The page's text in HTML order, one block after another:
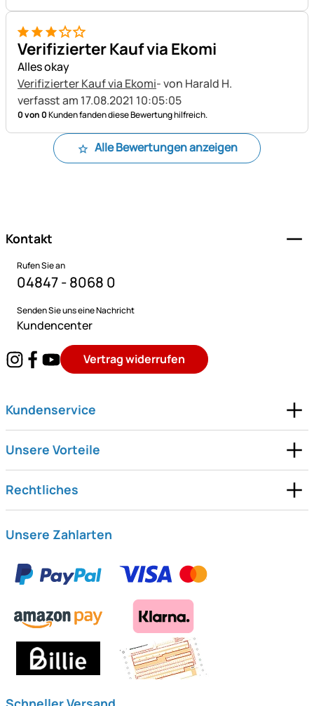
3 von 5
Verifizierter Kauf via Ekomi
Alles okay
Verifizierter Kauf via Ekomi- von Harald H.
verfasst am 17.08.2021 10:05:05
0 von 0Kunden fanden diese Bewertung hilfreich.
Alle Bewertungen anzeigen
Kontakt
Rufen Sie an
04847 - 8068 0
Senden Sie uns eine Nachricht
Kundencenter
Vertrag widerrufen
Kundenservice
Unsere Vorteile
Rechtliches
Unsere Zahlarten